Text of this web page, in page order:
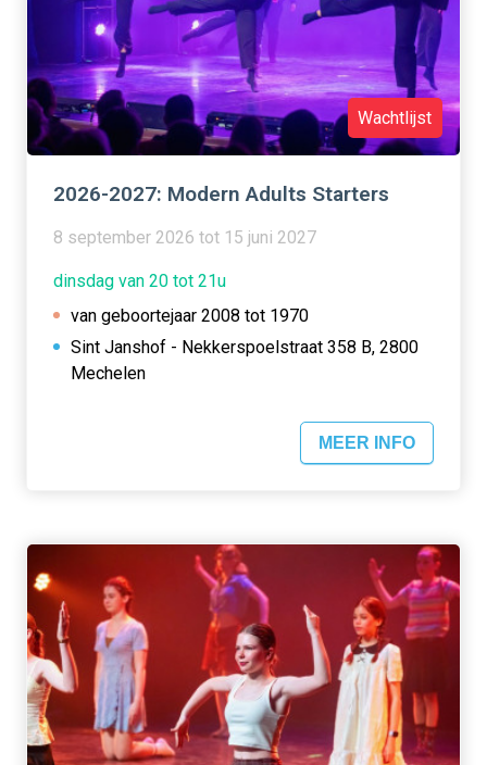
Wachtlijst
2026-2027: Modern Adults Starters
8 september 2026 tot 15 juni 2027
dinsdag van 20 tot 21u
van geboortejaar 2008 tot 1970
Sint Janshof - Nekkerspoelstraat 358 B, 2800
Mechelen
MEER INFO